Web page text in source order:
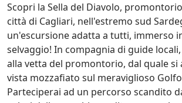
Scopri la Sella del Diavolo,
città di Cagliari, nell'estremo sud
un'escursione adatta a tutti, immerso
selvaggio! In compagnia di guide
alla vetta del promontorio, dal quale si
vista mozzafiato sul meraviglioso
Parteciperai ad un percorso scandito